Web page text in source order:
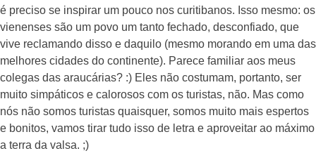
é preciso se inspirar um pouco nos curitibanos. Isso mesmo: os
vienenses são um povo um tanto fechado, desconfiado, que
vive reclamando disso e daquilo (mesmo morando em uma das
melhores cidades do continente). Parece familiar aos meus
colegas das araucárias? :) Eles não costumam, portanto, ser
muito simpáticos e calorosos com os turistas, não. Mas como
nós não somos turistas quaisquer, somos muito mais espertos
e bonitos, vamos tirar tudo isso de letra e aproveitar ao máximo
a terra da valsa. ;)